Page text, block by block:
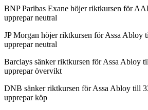
BNP Paribas Exane höjer riktkursen för
upprepar neutral
JP Morgan höjer riktkursen för Assa Abloy
upprepar neutral
Barclays sänker riktkursen för Assa Abloy
upprepar övervikt
DNB sänker riktkursen för Assa Abloy till
upprepar köp